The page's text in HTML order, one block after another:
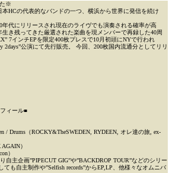
た※
HCの代表的なバンドの一つ、横浜から世界に発信を続け
年代にリリースされ現在のライヴでも演奏される確率が高
き残ってきた厳選された楽曲を現メンバーで再録した40周
7インチEPを限定400枚プレスで10月初頭にNYで行われ
2days”公演にて先行販売。 今回、200枚国内流通分としてリリ
ィール■
/ Drums（ROCKY&TheSWEDEN, RYDEEN, オレ達の旅, ex-
）
）
自主企画”PIPECUT GIG”や”BACKDROP TOUR”などのシリー
も自主制作や”Selfish records”からEP,LP、他様々なオムニバ